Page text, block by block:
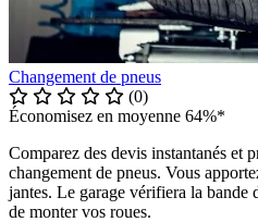
Changement de pneus
(0)
Économisez en moyenne 64%*
Comparez des devis instantanés et
changement de pneus. Vous
jantes. Le garage vérifiera la bande
de monter vos roues.